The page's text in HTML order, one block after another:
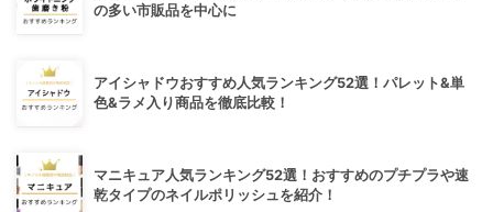
の多い市販品を中心に
アイシャドウおすすめ人気ランキング52選！パレット&単
色&ラメ入り商品を徹底比較！
マニキュア人気ランキング52選！おすすめのプチプラや速
乾タイプのネイルポリッシュを紹介！